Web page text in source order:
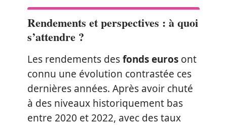
Rendements et perspectives : à quoi
s’attendre ?
Les rendements desfonds euros ont
connu une évolution contrastée ces
dernières années. Après avoir chuté
à des niveaux historiquement bas
entre 2020 et 2022, avec des taux